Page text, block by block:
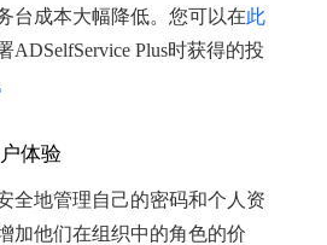
台成本大幅降低。您可以在此
ADSelfService Plus时获得的投
体验
全地管理自己的密码和个人资
加他们在组织中的角色的价